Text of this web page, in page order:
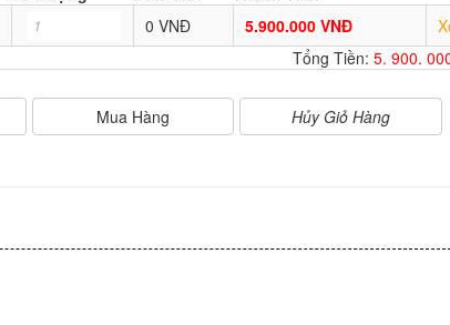
0 VNĐ 5.900.000 VNĐ
Tổng Tiền: 5. 900.
Mua Hàng